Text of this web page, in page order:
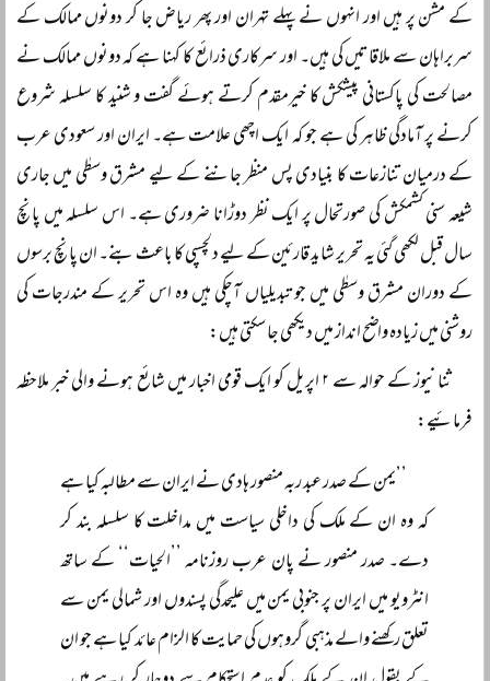
کے مشن پر ہیں اور انہوں نے پہلے تہران اور پھر ریاض جا کر دونوں ممالک کے
سربراہان سے ملاقاتیں کی ہیں۔ اور سرکاری ذرائع کا کہنا ہے کہ دونوں ممالک نے
مصالحت کی پاکستانی پیشکش کا خیرمقدم کرتے ہوئے گفت و شنید کا سلسلہ شروع
کرنے پر آمادگی ظاہر کی ہے جو کہ ایک اچھی علامت ہے۔ ایران اور سعودی عرب
کے درمیان تنازعات کا بنیادی پس منظر جاننے کے لیے مشرق وسطٰی میں جاری
شیعہ سنی کشمکش کی صورتحال پر ایک نظر دوڑانا ضروری ہے۔ اس سلسلہ میں پانچ
سال قبل لکھی گئی یہ تحریر شاید قارئین کے لیے دلچسپی کا باعث بنے۔ ان پانچ برسوں
کے دوران مشرق وسطٰی میں جو تبدیلیاں آچکی ہیں وہ اس تحریر کے مندرجات کی
روشنی میں زیادہ واضح انداز میں دیکھی جا سکتی ہیں:
ثنا نیوز کے حوالہ سے ۲ اپریل کو ایک قومی اخبار میں شائع ہونے والی خبر ملاحظہ
فرمائیے:
’’یمن کے صدر عبد ربہ منصور ہادی نے ایران سے مطالبہ کیا ہے
کہ وہ ان کے ملک کی داخلی سیاست میں مداخلت کا سلسلہ بند کر
دے۔ صدر منصور نے پان عرب روزنامہ ’’الحیات‘‘ کے ساتھ
انٹرویو میں ایران پر جنوبی یمن میں علیحدگی پسندوں اور شمالی یمن سے
تعلق رکھنے والے مذہبی گروہوں کی حمایت کا الزام عائد کیا ہے جو ان